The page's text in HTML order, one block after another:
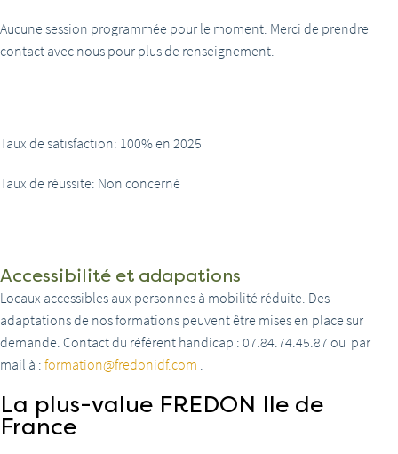
Aucune session programmée pour le moment. Merci de prendre
contact avec nous pour plus de renseignement.
Taux de satisfaction: 100% en 2025
Taux de réussite: Non concerné
Accessibilité et adapations
Locaux accessibles aux personnes à mobilité réduite. Des
adaptations de nos formations peuvent être mises en place sur
demande. Contact du référent handicap : 07.84.74.45.87 ou par
mail à : formation@fredonidf.com .
La plus-value FREDON Ile de
France